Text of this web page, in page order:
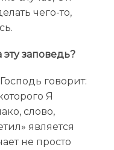
чего-то,
эту заповедь?
говорит:
Я
слово,
является
не просто